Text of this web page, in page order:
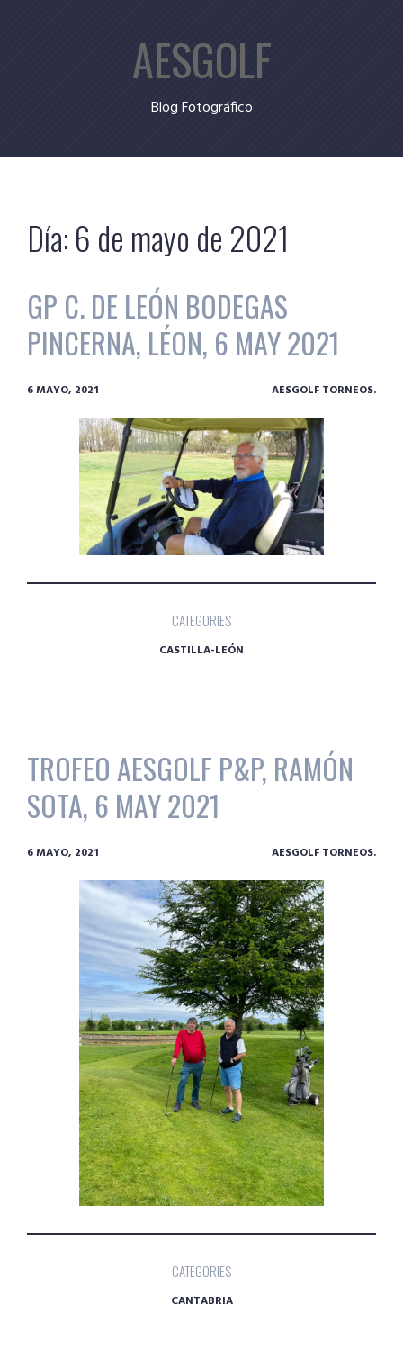
AESGOLF
Blog Fotográfico
Día:6 de mayo de 2021
GP C. DE LEÓN BODEGAS
PINCERNA, LÉON, 6 MAY 2021
6 MAYO, 2021 AESGOLF TORNEOS.
CATEGORIES
CASTILLA-LEÓN
TROFEO AESGOLF P&P, RAMÓN
SOTA, 6 MAY 2021
6 MAYO, 2021 AESGOLF TORNEOS.
CATEGORIES
CANTABRIA